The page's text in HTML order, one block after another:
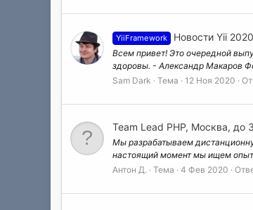
YiiFramework Новости Yii
Всем привет! Это очередной
здоровы. - Александр Макаров
Sam Dark
Тема 12 Ноя 2020
Team Lead PHP, Москва, до
Мы разрабатываем
настоящий момент мы ищем
Антон Д. Тема 4 Фев 2020